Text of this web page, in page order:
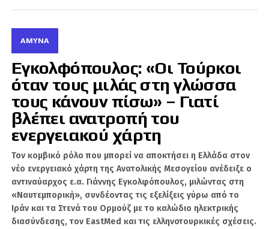
Τηνολοκληρωμένη διαχείριση και τον
συντονισμό
κοινοπραξία
υποστήριξη της
Erdynκαι μιας ομάδαςπέντε κορυφαίων
ευρωπαϊκών αμυντικών εταιρειών:
KNDS Deutschland GmbH & Co.KG
(Γερμανία)
Rheinmetall Landsysteme GmbH
(Γερμανία)
Leonardo S.p.A. (Ιταλία)
ΆΜΥΝΑ
Εγκολφόπουλος: «Οι Τούρκοι
όταν τους μιλάς στη γλώσσα
τους κάνουν πίσω» – Γιατί
βλέπει ανατροπή του
ενεργειακού χάρτη
Τον κομβικό ρόλο που μπορεί να αποκτήσει η Ελλάδα στον
νέο ενεργειακό χάρτη της Ανατολικής Μεσογείου ανέδειξε ο
αντιναύαρχος ε.α. Γιάννης Εγκολφόπουλος, μιλώντας στη
«Ναυτεμπορική», συνδέοντας τις εξελίξεις γύρω από το
Ιράν και τα Στενά του Ορμούζ με το καλώδιο ηλεκτρικής
διασύνδεσης, τον EastMed και τις ελληνοτουρκικές σχέσεις.